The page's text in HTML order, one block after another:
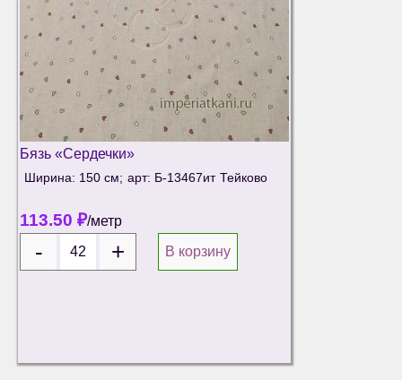
Бязь «Сердечки»
Ширина: 150 см; арт: Б-13467ит Тейково
113.50 ₽/метр
В корзину